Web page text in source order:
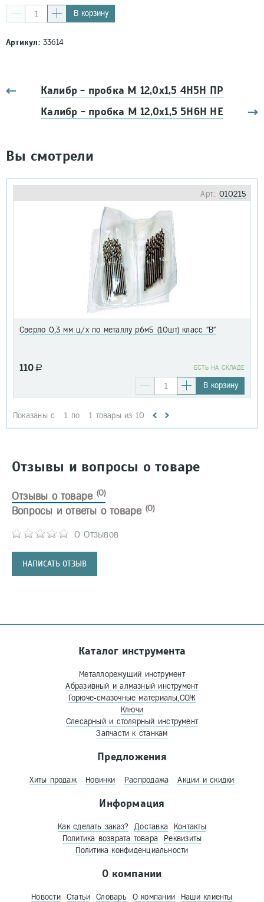
В корзину
Артикул:33614
Калибр - пробка М 12,0х1,5 4Н5Н ПР
Калибр - пробка М 12,0х1,5 5Н6Н НЕ
Вы смотрели
Арт.: 010215
Сверло 0,3 мм ц/х по металлу р6м5 (10шт) класс "В"
110 a EСТЬ НА СКЛАДЕ
В корзину
Показаны с 1 по 1 товары из 10
Отзывы и вопросы о товаре
Отзывы о товаре (0)
0 Отзывов
НАПИСАТЬ ОТЗЫВ
Вопросы и ответы о товаре (0)
Каталог инструмента
Металлорежущий инструмент
Абразивный и алмазный инструмент
Горюче-смазочные материалы,СОЖ
Ключи
Слесарный и столярный инструмент
Запчасти к станкам
Предложения
Хиты продаж Новинки Распродажа Акции и скидки
Информация
Как сделать заказ? Доставка
Контакты
Политика возврата товара
Реквизиты
Политика конфиденциальности
О компании
Новости Статьи Словарь О компании Наши клиенты